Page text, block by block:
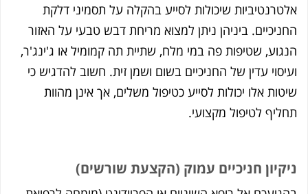
שיכולות לסייע בהקלה על תסמיני דלקת
ביניהן ניתן למצוא מריחת דבש טבעי על האזור
שטיפות פה במי מלח, שתיית תה קמומיל או ג'ינג'ר,
עדין של החניכיים בשום ושמן זית. חשוב להדגיש כי
אלו יכולות לסייע כטיפול משלים, אך אינן מהוות
לטיפול מקצועי.
חניכיים עמוק (הקצעת שורשים)